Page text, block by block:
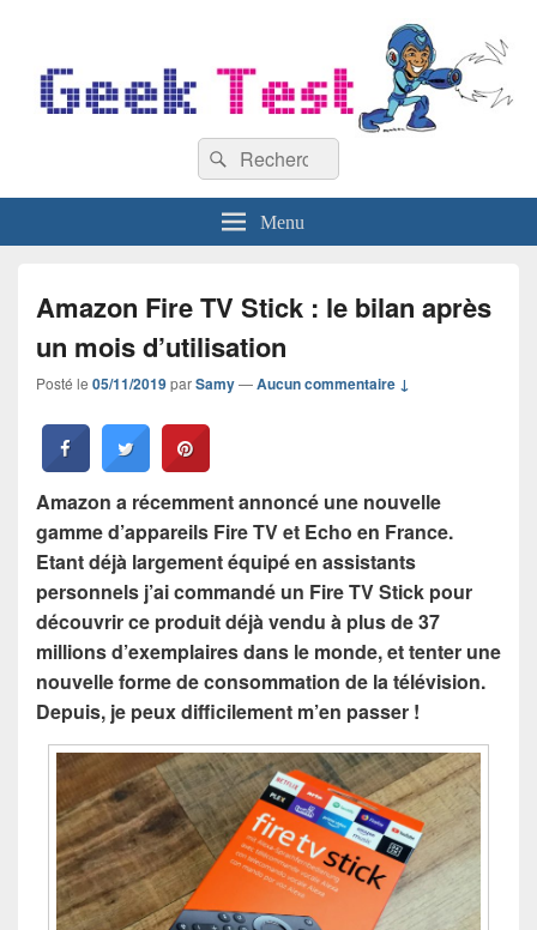
Recherche :
Rechercher
Menu
Amazon Fire TV Stick : le bilan après
un mois d’utilisation
Posté le 05/11/2019parSamy—Aucun commentaire ↓
Amazon a récemment annoncé une nouvelle
gamme d’appareils Fire TV et Echo en France.
Etant déjà largement équipé en assistants
personnels j’ai commandé un Fire TV Stick pour
découvrir ce produit déjà vendu à plus de 37
millions d’exemplaires dans le monde, et tenter une
nouvelle forme de consommation de la télévision.
Depuis, je peux difficilement m’en passer !